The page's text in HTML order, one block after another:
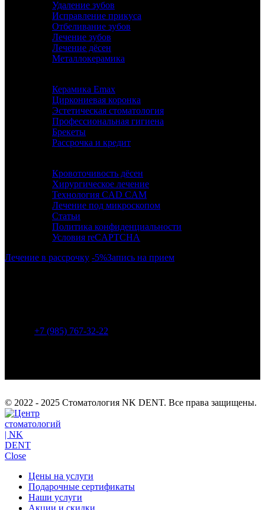
Удаление зубов
Исправление прикуса
Отбеливание зубов
Лечение зубов
Лечение дёсен
Металлокерамика
Керамика Emax
Циркониевая коронка
Эстетическая стоматология
Профессиональная гигиена
Брекеты
Рассрочка и кредит
Кровоточивость дёсен
Хирургическое лечение
Технология CAD CAM
Лечение под микроскопом
Статьи
Политика конфиденциальности
Условия reCAPTCHA
Лечение в рассрочку -5%Запись на прием
+7 (985) 767-32-22
© 2022 - 2025 Стоматология NK DENT. Все права защищены.
Close
Цены на услуги
Подарочные сертификаты
Наши услуги